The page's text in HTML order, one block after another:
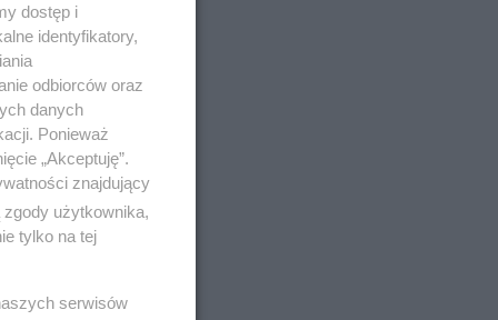
dostęp i
identyfikatory,
odbiorców oraz
danych
Ponieważ
„Akceptuję”.
znajdujący
użytkownika,
tylko na tej
serwisów